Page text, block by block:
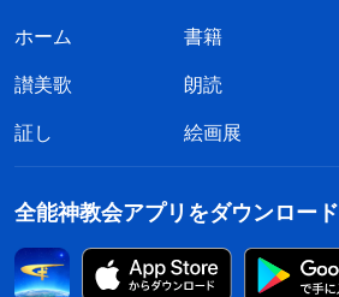
ホーム 書籍
讃美歌
朗読
証し
絵画展
全能神教会アプリをダウンロード